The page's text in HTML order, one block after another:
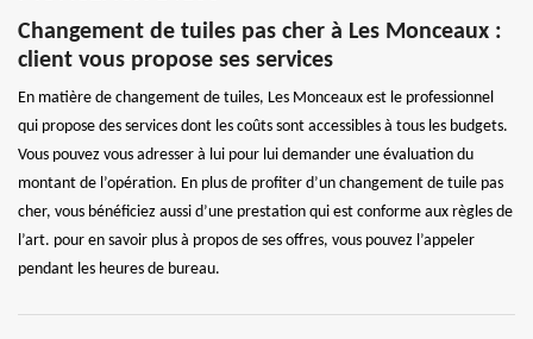
Changement de tuiles pas cher à Les Monceaux :
client vous propose ses services
En matière de changement de tuiles, Les Monceaux est le professionnel
qui propose des services dont les coûts sont accessibles à tous les budgets.
Vous pouvez vous adresser à lui pour lui demander une évaluation du
montant de l’opération. En plus de profiter d’un changement de tuile pas
cher, vous bénéficiez aussi d’une prestation qui est conforme aux règles de
l’art. pour en savoir plus à propos de ses offres, vous pouvez l’appeler
pendant les heures de bureau.